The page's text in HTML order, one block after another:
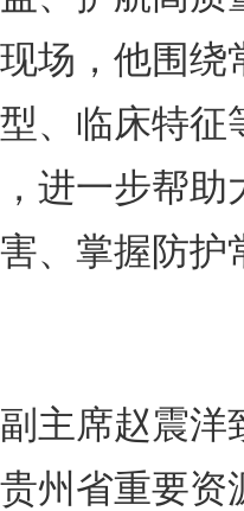
场，他围绕
、临床特征
进一步帮助
、掌握防护
席赵震洋
州省重要资